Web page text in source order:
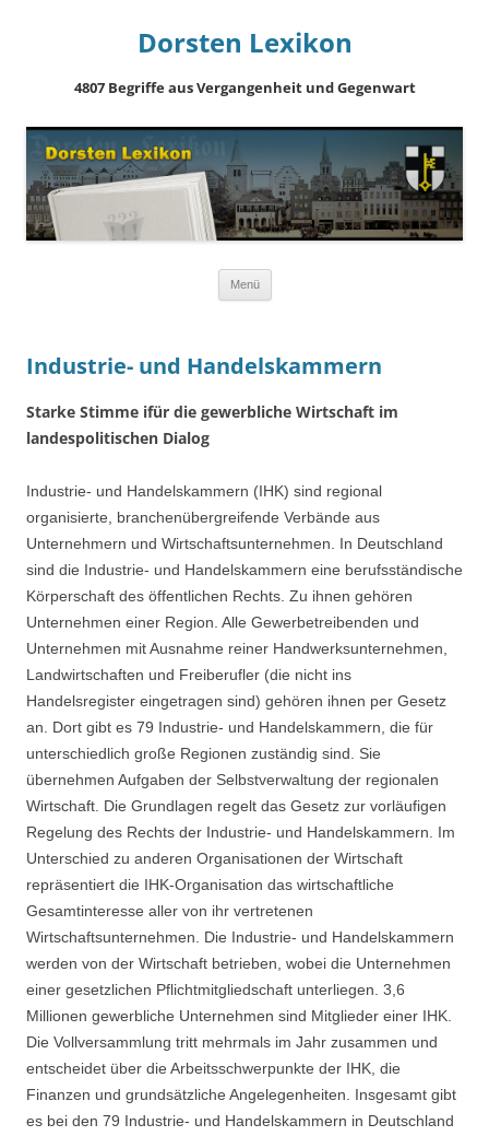
Dorsten Lexikon
4807 Begriffe aus Vergangenheit und Gegenwart
Menü
Industrie- und Handelskammern
Starke Stimme ifür die gewerbliche Wirtschaft im
landespolitischen Dialog
Industrie- und Handelskammern (IHK) sind regional
organisierte, branchenübergreifende Verbände aus
Unternehmern und Wirtschaftsunternehmen. In Deutschland
sind die Industrie- und Handelskammern eine berufsständische
Körperschaft des öffentlichen Rechts. Zu ihnen gehören
Unternehmen einer Region. Alle Gewerbetreibenden und
Unternehmen mit Ausnahme reiner Handwerksunternehmen,
Landwirtschaften und Freiberufler (die nicht ins
Handelsregister eingetragen sind) gehören ihnen per Gesetz
an. Dort gibt es 79 Industrie- und Handelskammern, die für
unterschiedlich große Regionen zuständig sind. Sie
übernehmen Aufgaben der Selbstverwaltung der regionalen
Wirtschaft. Die Grundlagen regelt das Gesetz zur vorläufigen
Regelung des Rechts der Industrie- und Handelskammern. Im
Unterschied zu anderen Organisationen der Wirtschaft
repräsentiert die IHK-Organisation das wirtschaftliche
Gesamtinteresse aller von ihr vertretenen
Wirtschaftsunternehmen. Die Industrie- und Handelskammern
werden von der Wirtschaft betrieben, wobei die Unternehmen
einer gesetzlichen Pflichtmitgliedschaft unterliegen. 3,6
Millionen gewerbliche Unternehmen sind Mitglieder einer IHK.
Die Vollversammlung tritt mehrmals im Jahr zusammen und
entscheidet über die Arbeitsschwerpunkte der IHK, die
Finanzen und grundsätzliche Angelegenheiten. Insgesamt gibt
es bei den 79 Industrie- und Handelskammern in Deutschland